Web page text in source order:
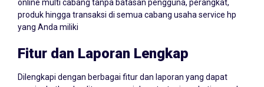
produk hingga transaksi di semua cabang usaha service hp
yang Anda miliki
Fitur dan Laporan Lengkap
meningkatkan kualitas promosi dan strategi marketing usaha